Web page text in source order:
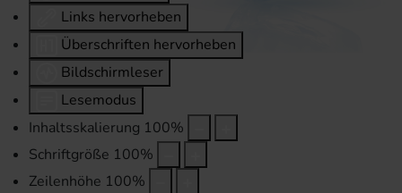
Links hervorheben
Überschriften hervorheben
Bildschirmleser
Lesemodus
Inhaltsskalierung 100%
Schriftgröße 100%
Zeilenhöhe 100%